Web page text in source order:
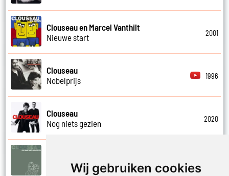
Wij gebruiken cookies
Clouseau en Marcel Vanthilt
Nieuwe start
2001
Clouseau
Nobelprijs
1996
Clouseau
Nog niets gezien
2020
Nu gaat het gebeuren